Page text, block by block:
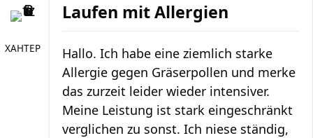
XAHTEP
Laufen mit Allergien
Hallo. Ich habe eine ziemlich starke
Allergie gegen Gräserpollen und merke
das zurzeit leider wieder intensiver.
Meine Leistung ist stark eingeschränkt
verglichen zu sonst. Ich niese ständig,